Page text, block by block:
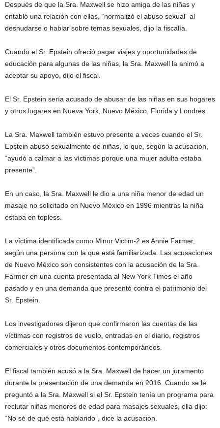
Después de que la Sra. Maxwell se hizo amiga de las niñas y
entabló una relación con ellas, “normalizó el abuso sexual” al
desnudarse o hablar sobre temas sexuales, dijo la fiscalía.
Cuando el Sr. Epstein ofreció pagar viajes y oportunidades de
educación para algunas de las niñas, la Sra. Maxwell la animó a
aceptar su apoyo, dijo el fiscal.
El Sr. Epstein sería acusado de abusar de las niñas en sus hogares
y otros lugares en Nueva York, Nuevo México, Florida y Londres.
La Sra. Maxwell también estuvo presente a veces cuando el Sr.
Epstein abusó sexualmente de niñas, lo que, según la acusación,
“ayudó a calmar a las víctimas porque una mujer adulta estaba
presente”.
En un caso, la Sra. Maxwell le dio a una niña menor de edad un
masaje no solicitado en Nuevo México en 1996 mientras la niña
estaba en topless.
La víctima identificada como Minor Victim-2 es Annie Farmer,
según una persona con la que está familiarizada. Las acusaciones
de Nuevo México son consistentes con la acusación de la Sra.
Farmer en una cuenta presentada al New York Times el año
pasado y en una demanda que presentó contra el patrimonio del
Sr. Epstein.
Los investigadores dijeron que confirmaron las cuentas de las
víctimas con registros de vuelo, entradas en el diario, registros
comerciales y otros documentos contemporáneos.
El fiscal también acusó a la Sra. Maxwell de hacer un juramento
durante la presentación de una demanda en 2016. Cuando se le
preguntó a la Sra. Maxwell si el Sr. Epstein tenía un programa para
reclutar niñas menores de edad para masajes sexuales, ella dijo:
“No sé de qué está hablando”, dice la acusación.